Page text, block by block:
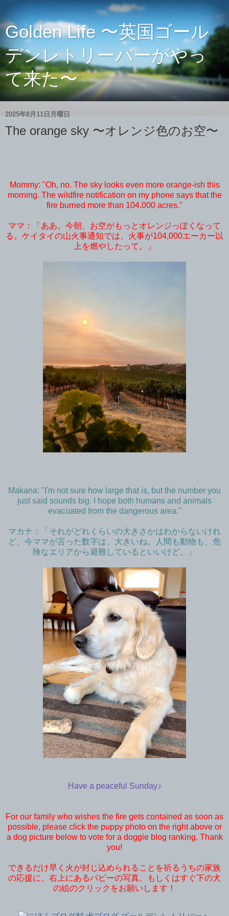
Golden Life 〜英国ゴール
デンレトリーバーがやっ
て来た〜
2025年8月11日月曜日
The orange sky 〜オレンジ色のお空〜
Mommy: "Oh, no. The sky looks even more orange-ish this
morning. The wildfire notification on my phone says that the
fire burned more than 104.000 acres."
ママ：「ああ。今朝、お空がもっとオレンジっぽくなって
る。ケイタイの山火事通知では、火事が104,000エーカー以
上を燃やしたって。」
Makana: "I'm not sure how large that is, but the number you
just said sounds big. I hope both humans and animals
evacuated from the dangerous area."
マカナ：「それがどれくらいの大きさかはわからないけれ
ど、今ママが言った数字は、大きいね。人間も動物も、危
険なエリアから避難しているといいけど。」
Have a peaceful Sunday♪
For our family who wishes the fire gets contained as soon as
possible, please click the puppy photo on the right above or
a dog picture below to vote for a doggie blog ranking. Thank
you!
できるだけ早く火が封じ込められることを祈るうちの家族
の応援に、右上にあるパピーの写真、もしくはすぐ下の犬
の絵のクリックをお願いします！